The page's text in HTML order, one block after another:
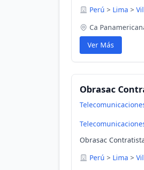
Perú > Lima >
Ca
Ver Más
Obrasac
Obrasac
Perú > Lima >